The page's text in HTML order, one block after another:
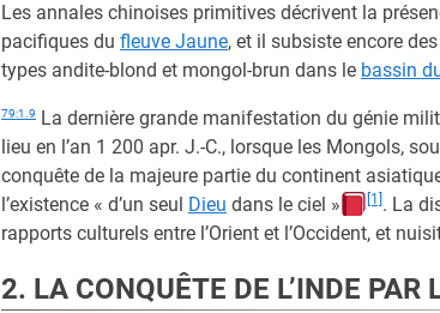
Les annales chinoises primitives décrivent la
pacifiques du fleuve Jaune, et il subsiste encore
types andite-blond et mongol-brun dans le bassin
79:1.9 La dernière grande manifestation du génie
lieu en l’an 1 200 apr. J.-C., lorsque les Mongols,
conquête de la majeure partie du continent
l’existence « d’un seul Dieu dans le ciel » [1] . La
rapports culturels entre l’Orient et l’Occident, et
2. LA CONQUÊTE DE L’INDE PAR